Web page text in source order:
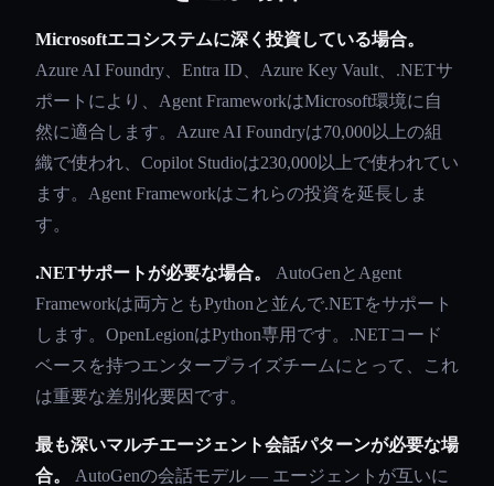
Microsoftエコシステムに深く投資している場合。
Azure AI Foundry、Entra ID、Azure Key Vault、.NETサ
ポートにより、Agent FrameworkはMicrosoft環境に自
然に適合します。Azure AI Foundryは70,000以上の組
織で使われ、Copilot Studioは230,000以上で使われてい
ます。Agent Frameworkはこれらの投資を延長しま
す。
.NETサポートが必要な場合。
AutoGenとAgent
Frameworkは両方ともPythonと並んで.NETをサポート
します。OpenLegionはPython専用です。.NETコード
ベースを持つエンタープライズチームにとって、これ
は重要な差別化要因です。
最も深いマルチエージェント会話パターンが必要な場
合。
AutoGenの会話モデル — エージェントが互いに